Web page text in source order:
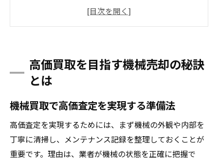
工作機械買取相場を押さえた賢い判断術
ランキング情報で機械買取の最適業者を探
す
中古機械の相場動向を知り得する売却戦略
最新の機械買取相場を効率よく調べる方法
中古機械買取における価格変動の特徴と対
策
機械の年式や状態が相場に与える影響とは
高価買取を目指す機械売却の秘訣
とは
機械買取で高価査定を実現する準備法
高価査定を実現するためには、まず機械の外観や内部を
丁寧に清掃し、メンテナンス記録を整理しておくことが
重要です。理由は、業者が機械の状態を正確に把握で